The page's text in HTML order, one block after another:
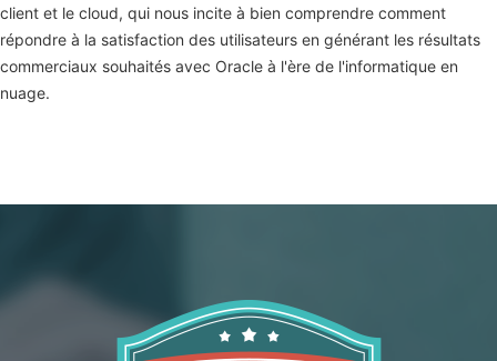
client et le cloud, qui nous incite à bien comprendre comment
répondre à la satisfaction des utilisateurs en générant les résultats
commerciaux souhaités avec Oracle à l'ère de l'informatique en
nuage.